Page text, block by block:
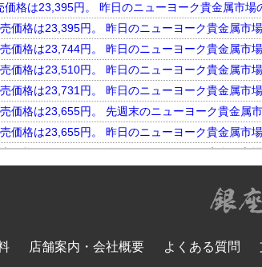
価格は23,395円。 昨日のニューヨーク貴金属市場
価格は23,395円。 昨日のニューヨーク貴金属市
価格は23,744円。 昨日のニューヨーク貴金属市
価格は23,510円。 昨日のニューヨーク貴金属市
価格は23,731円。 昨日のニューヨーク貴金属市
価格は23,655円。 先週末のニューヨーク貴金属
価格は23,655円。 昨日のニューヨーク貴金属市
価格は24,046円。 昨日のニューヨーク貴金属市
売価格は23,247円。 昨日のニューヨーク貴金属市
売価格は23,118円。 昨日のニューヨーク貴金属市
価格は23,464円。 昨日のニューヨーク貴金属市
店舗案内・会社概要 よくある質問